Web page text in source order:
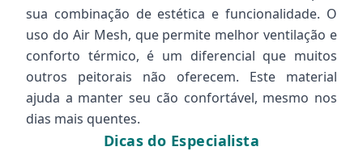
sua combinação de estética e funcionalidade. O
uso do Air Mesh, que permite melhor ventilação e
conforto térmico, é um diferencial que muitos
outros peitorais não oferecem. Este material
ajuda a manter seu cão confortável, mesmo nos
dias mais quentes.
Dicas do Especialista